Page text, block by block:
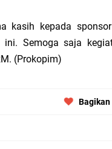
Kementerian PU
kasih kepada
ini. Semoga saja
(Prokopim)